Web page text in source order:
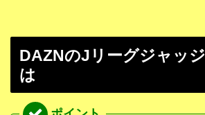
DAZNのJリーグジャッ
は